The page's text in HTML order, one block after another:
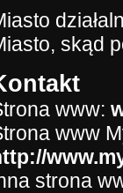
skąd
www:
www
strona